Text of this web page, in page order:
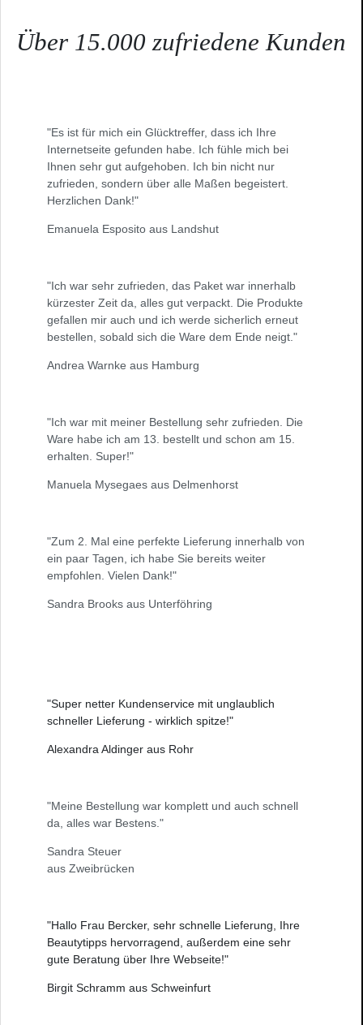
Über 15.000 zufriedene Kunden
"Es ist für mich ein Glücktreffer, dass ich Ihre
Internetseite gefunden habe. Ich fühle mich bei
Ihnen sehr gut aufgehoben. Ich bin nicht nur
zufrieden, sondern über alle Maßen begeistert.
Herzlichen Dank!"
Emanuela Esposito aus Landshut
"Ich war sehr zufrieden, das Paket war innerhalb
kürzester Zeit da, alles gut verpackt. Die Produkte
gefallen mir auch und ich werde sicherlich erneut
bestellen, sobald sich die Ware dem Ende neigt."
Andrea Warnke aus Hamburg
"Ich war mit meiner Bestellung sehr zufrieden. Die
Ware habe ich am 13. bestellt und schon am 15.
erhalten. Super!"
Manuela Mysegaes aus Delmenhorst
"Zum 2. Mal eine perfekte Lieferung innerhalb von
ein paar Tagen, ich habe Sie bereits weiter
empfohlen. Vielen Dank!"
Sandra Brooks aus Unterföhring
"Super netter Kundenservice mit unglaublich
schneller Lieferung - wirklich spitze!"
Alexandra Aldinger aus Rohr
"Meine Bestellung war komplett und auch schnell
da, alles war Bestens."
Sandra Steuer
aus Zweibrücken
"Hallo Frau Bercker, sehr schnelle Lieferung, Ihre
Beautytipps hervorragend, außerdem eine sehr
gute Beratung über Ihre Webseite!"
Birgit Schramm aus Schweinfurt